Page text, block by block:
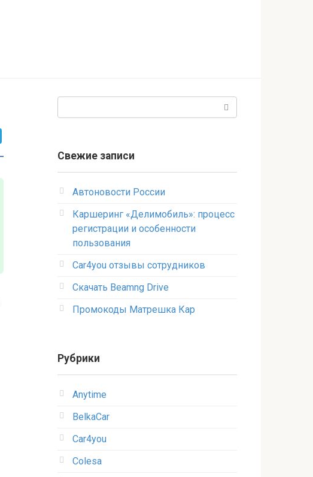
Свежие записи
Автоновости России
Каршеринг «Делимобиль»: процесс
регистрации и особенности
пользования
Car4you отзывы сотрудников
Скачать Beamng Drive
Промокоды Матрешка Кар
Рубрики
Anytime
BelkaCar
Car4you
Colesa